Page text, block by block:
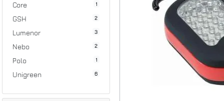
Core 1
GSH 2
Lumenor 3
Nebo 2
Polo 1
Unigreen 6